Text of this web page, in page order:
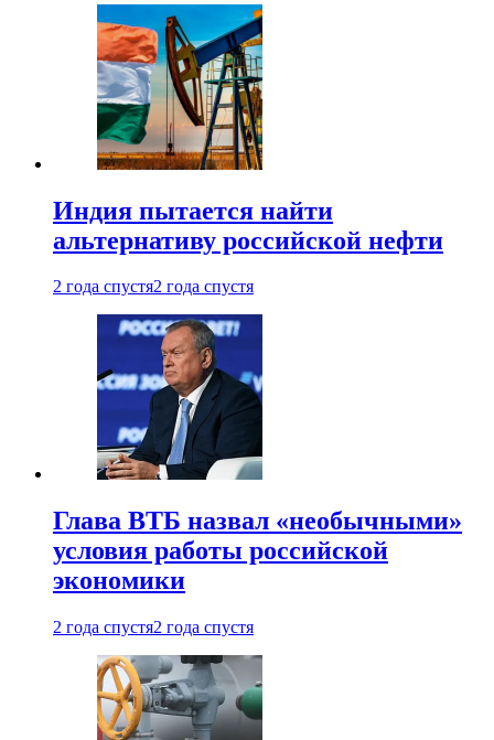
Индия пытается найти
альтернативу российской нефти
2 года спустя2 года спустя
Глава ВТБ назвал «необычными»
условия работы российской
экономики
2 года спустя2 года спустя